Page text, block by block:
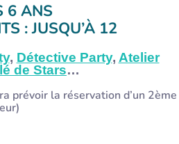
6 ANS
: JUSQU’À 12
, Détective Party, Atelier
de Stars…
prévoir la réservation d’un 2ème